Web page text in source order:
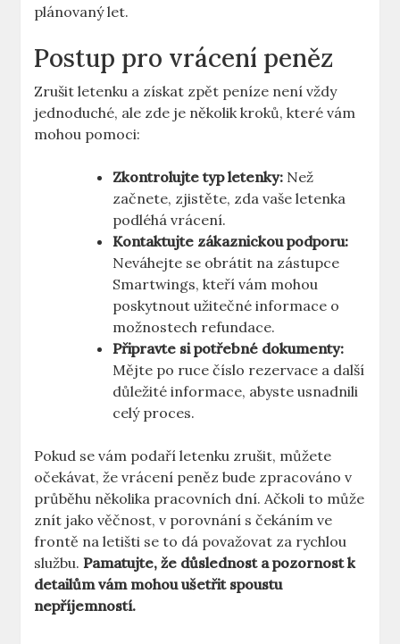
plánovaný let.
Postup pro vrácení peněz
Zrušit letenku a získat zpět peníze není vždy
jednoduché, ale zde je několik kroků, které vám
mohou pomoci:
Zkontrolujte typ letenky: Než
začnete, zjistěte, zda vaše letenka
podléhá vrácení.
Kontaktujte zákaznickou podporu:
Neváhejte se obrátit na zástupce
Smartwings, kteří vám mohou
poskytnout užitečné informace o
možnostech refundace.
Připravte si potřebné dokumenty:
Mějte po ruce číslo rezervace a další
důležité informace, abyste usnadnili
celý proces.
Pokud se vám podaří letenku zrušit, můžete
očekávat, že vrácení peněz bude zpracováno v
průběhu několika pracovních dní. Ačkoli to může
znít jako věčnost, v porovnání s čekáním ve
frontě na letišti se to dá považovat za rychlou
službu.Pamatujte, že důslednost a pozornost k
detailům vám mohou ušetřit spoustu
nepříjemností.